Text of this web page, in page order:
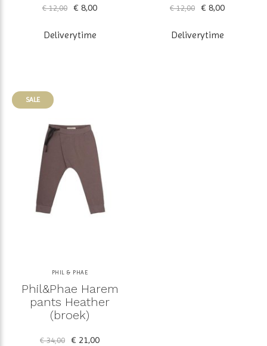
€ 12,00 € 8,00
Deliverytime
€ 12,00 € 8,00
Deliverytime
SALE
PHIL & PHAE
Phil&Phae Harem
pants Heather
(broek)
€ 34,00 € 21,00